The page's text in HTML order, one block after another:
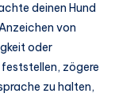
deinen Hund
von
oder
zögere
zu halten,